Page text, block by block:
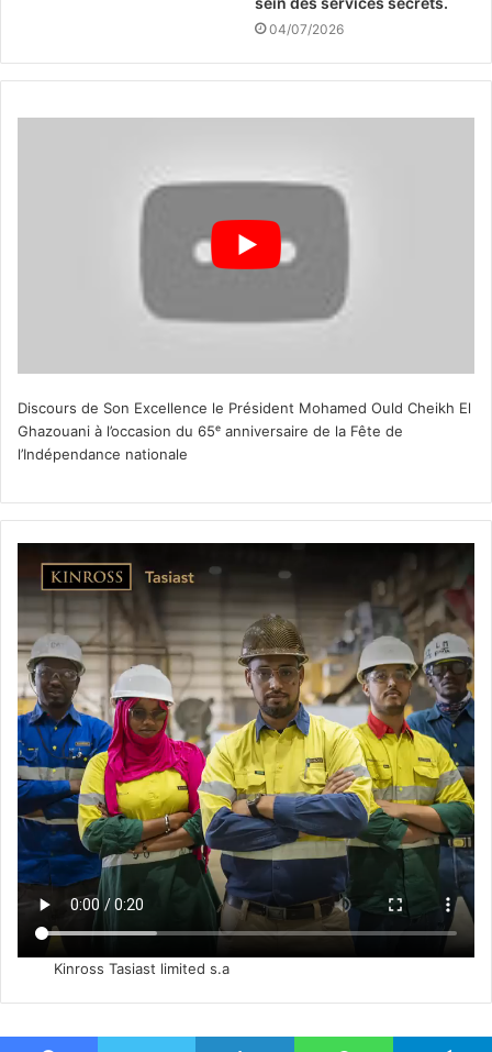
04/07/2026
Discours de Son Excellence le Président Mohamed Ould Cheikh El
Ghazouani à l’occasion du 65ᵉ anniversaire de la Fête de
l’Indépendance nationale
Kinross Tasiast limited s.a